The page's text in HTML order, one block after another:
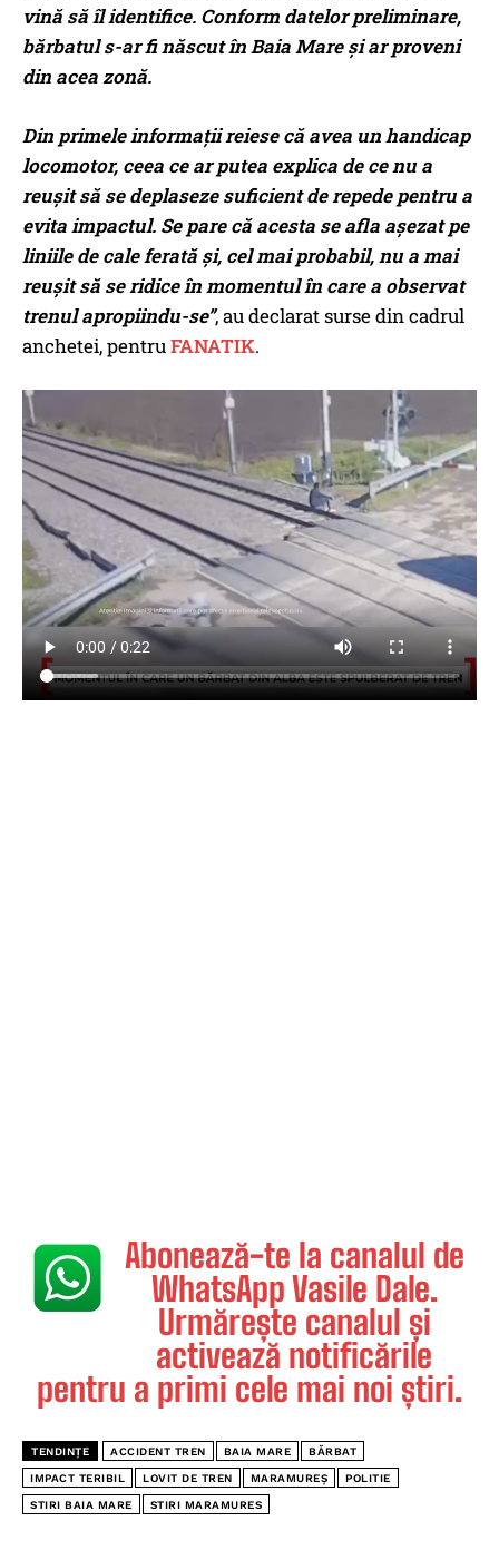
vină să îl identifice. Conform datelor preliminare,
bărbatul s-ar fi născut în Baia Mare și ar proveni
din acea zonă.
Din primele informații reiese că avea un handicap
locomotor, ceea ce ar putea explica de ce nu a
reușit să se deplaseze suficient de repede pentru a
evita impactul. Se pare că acesta se afla așezat pe
liniile de cale ferată și, cel mai probabil, nu a mai
reușit să se ridice în momentul în care a observat
trenul apropiindu-se”, au declarat surse din cadrul
anchetei, pentruFANATIK.
Abonează-te la canalul de
WhatsApp Vasile Dale.
Urmărește canalul și
activează notificările
pentru a primi cele mai noi știri.
TENDINȚE ACCIDENT TREN BAIA MARE BĂRBAT
IMPACT TERIBIL LOVIT DE TREN MARAMUREȘ POLITIE
STIRI BAIA MARE STIRI MARAMURES